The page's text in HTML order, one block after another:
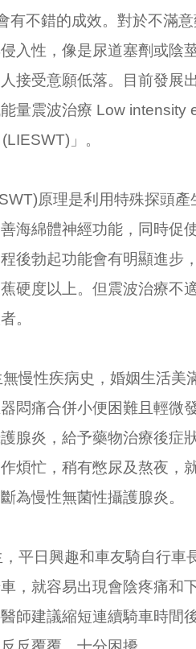
有不錯的成效。對於不滿
入性，像是尿道塞劑或陰
接受意願低落。目前發展
量震波治療 Low intensity
」。
原理是利用特殊探頭產
海綿體神經功能，同時促
後勃起功能會有明顯進步
硬度以上。但震波治療不
。
慢性疾病史，婚姻生活美
悶痛合併小便困難且輕微
腺炎，給予藥物治療後症
煩忙，稍有憋尿及熬夜，
為慢性無菌性攝護腺炎。
平日興趣和車友騎自行車
，就容易出現會陰疼痛和
師建議縮短連續騎車時間